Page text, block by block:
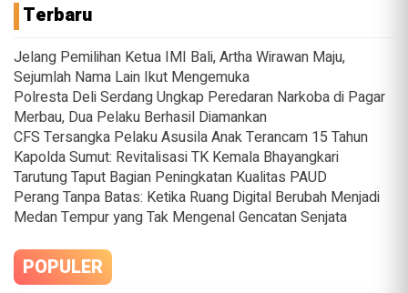
Terbaru
Jelang Pemilihan Ketua IMI Bali, Artha Wirawan Maju,
Sejumlah Nama Lain Ikut Mengemuka
Polresta Deli Serdang Ungkap Peredaran Narkoba di Pagar
Merbau, Dua Pelaku Berhasil Diamankan
CFS Tersangka Pelaku Asusila Anak Terancam 15 Tahun
Kapolda Sumut: Revitalisasi TK Kemala Bhayangkari
Tarutung Taput Bagian Peningkatan Kualitas PAUD
Perang Tanpa Batas: Ketika Ruang Digital Berubah Menjadi
Medan Tempur yang Tak Mengenal Gencatan Senjata
POPULER